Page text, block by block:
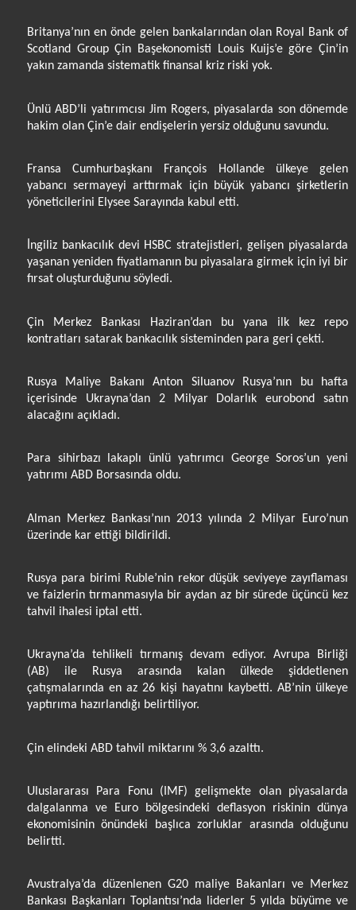
Britanya’nın en önde gelen bankalarından olan Royal Bank of
Scotland Group Çin Başekonomisti Louis Kuijs’e göre Çin’in
yakın zamanda sistematik finansal kriz riski yok.
Ünlü ABD’li yatırımcısı Jim Rogers, piyasalarda son dönemde
hakim olan Çin’e dair endişelerin yersiz olduğunu savundu.
Fransa Cumhurbaşkanı François Hollande ülkeye gelen
yabancı sermayeyi arttırmak için büyük yabancı şirketlerin
yöneticilerini Elysee Sarayında kabul etti.
İngiliz bankacılık devi HSBC stratejistleri, gelişen piyasalarda
yaşanan yeniden fiyatlamanın bu piyasalara girmek için iyi bir
fırsat oluşturduğunu söyledi.
Çin Merkez Bankası Haziran’dan bu yana ilk kez repo
kontratları satarak bankacılık sisteminden para geri çekti.
Rusya Maliye Bakanı Anton Siluanov Rusya’nın bu hafta
içerisinde Ukrayna’dan 2 Milyar Dolarlık eurobond satın
alacağını açıkladı.
Para sihirbazı lakaplı ünlü yatırımcı George Soros’un yeni
yatırımı ABD Borsasında oldu.
Alman Merkez Bankası’nın 2013 yılında 2 Milyar Euro’nun
üzerinde kar ettiği bildirildi.
Rusya para birimi Ruble’nin rekor düşük seviyeye zayıflaması
ve faizlerin tırmanmasıyla bir aydan az bir sürede üçüncü kez
tahvil ihalesi iptal etti.
Ukrayna’da tehlikeli tırmanış devam ediyor. Avrupa Birliği
(AB) ile Rusya arasında kalan ülkede şiddetlenen
çatışmalarında en az 26 kişi hayatını kaybetti. AB’nin ülkeye
yaptırıma hazırlandığı belirtiliyor.
Çin elindeki ABD tahvil miktarını % 3,6 azalttı.
Uluslararası Para Fonu (IMF) gelişmekte olan piyasalarda
dalgalanma ve Euro bölgesindeki deflasyon riskinin dünya
ekonomisinin önündeki başlıca zorluklar arasında olduğunu
belirtti.
Avustralya’da düzenlenen G20 maliye Bakanları ve Merkez
Bankası Başkanları Toplantısı’nda liderler 5 yılda büyüme ve